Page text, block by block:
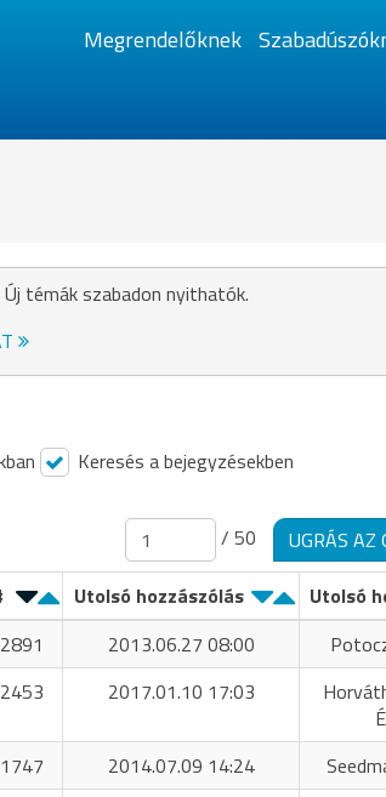
Megrendelőknek
témák szabadon nyithatók.
Keresés a bejegyzésekben
/ 50
UGRÁS AZ
Utolsó hozzászólás
Utolsó
2891 2013.06.27 08:00
2453 2017.01.10 17:03
1747 2014.07.09 14:24